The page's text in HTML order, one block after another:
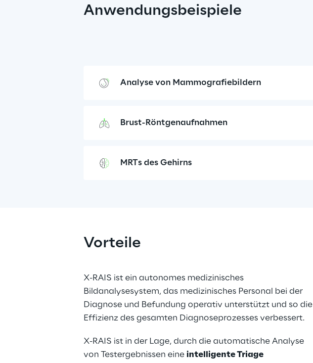
Anwendungsbeispiele
Analyse von Mammografiebildern
Brust-Röntgenaufnahmen
MRTs des Gehirns
Vorteile
X-RAIS ist ein autonomes medizinisches
Bildanalysesystem, das medizinisches Personal bei der
Diagnose und Befundung operativ unterstützt und so die
Effizienz des gesamten Diagnoseprozesses verbessert.
X-RAIS ist in der Lage, durch die automatische Analyse
von Testergebnissen eine intelligente Triage